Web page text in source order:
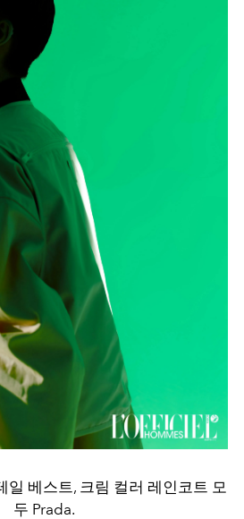
일 베스트, 크림 컬러 레인코트 모
두 Prada.